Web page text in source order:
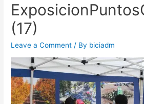
(17)
Leave a Comment / By biciadm